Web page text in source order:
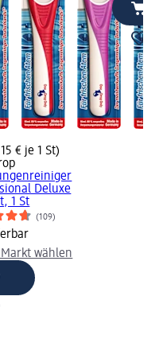
€ je 1 St)
Deluxe
1 St
(109)
wählen